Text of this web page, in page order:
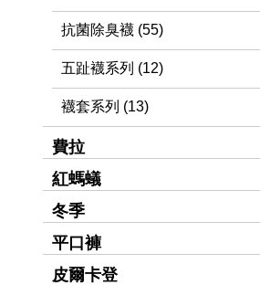
抗菌除臭襪 (55)
五趾襪系列 (12)
襪套系列 (13)
費拉
紅螞蟻
冬季
平口褲
皮爾卡登